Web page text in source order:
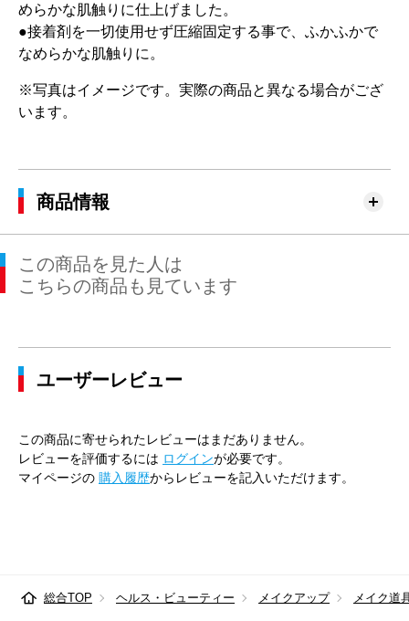
めらかな肌触りに仕上げました。
●接着剤を一切使用せず圧縮固定する事で、ふかふかで
なめらかな肌触りに。
※写真はイメージです。実際の商品と異なる場合がござ
います。
商品情報
この商品を見た人は
こちらの商品も見ています
ユーザーレビュー
この商品に寄せられたレビューはまだありません。
レビューを評価するには ログインが必要です。
マイページの 購入履歴からレビューを記入いただけます。
総合TOP ヘルス・ビューティー メイクアップ メイク道